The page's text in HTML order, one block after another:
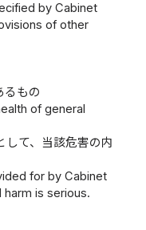
by Cabinet
of other
るもの
of general
て、当該危害の内
for by Cabinet
is serious.